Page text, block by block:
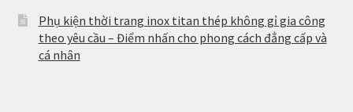
Phụ kiện thời trang inox titan thép không gỉ gia công
theo yêu cầu – Điểm nhấn cho phong cách đẳng cấp và
cá nhân